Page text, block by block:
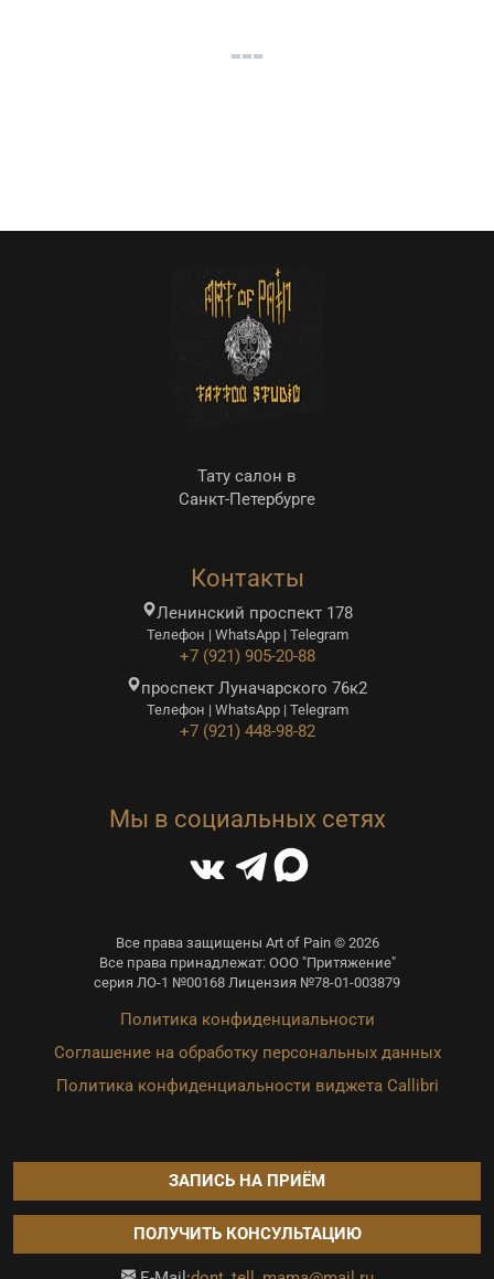
Тату салон в
Санкт-Петербурге
Контакты
Ленинский проспект 178
Телефон | WhatsApp | Telegram
+7 (921) 905-20-88
проспект Луначарского 76к2
Телефон | WhatsApp | Telegram
+7 (921) 448-98-82
Мы в социальных сетях
Все права защищены Art of Pain © 2026
Все права принадлежат: ООО "Притяжение"
серия ЛО-1 №00168 Лицензия №78-01-003879
Политика конфиденциальности
Соглашение на обработку персональных данных
Политика конфиденциальности виджета Callibri
ЗАПИСЬ НА ПРИЁМ
ПОЛУЧИТЬ КОНСУЛЬТАЦИЮ